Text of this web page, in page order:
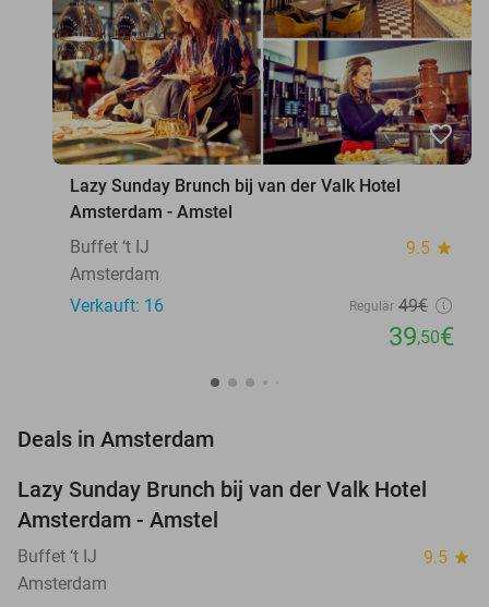
favorite_border
Lazy Sunday Brunch bij van der Valk Hotel
Amsterdam - Amstel
Buffet ‘t IJ
9.5 star
Amsterdam
Verkauft: 16
Regulär 49€
39,50€
Deals in Amsterdam
19%
NEW
TODAY
Lazy Sunday Brunch bij van der Valk Hotel
Amsterdam - Amstel
Buffet ‘t IJ 9.5 star
Amsterdam